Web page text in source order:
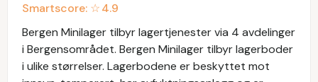
Smartscore: ☆4.9
Bergen Minilager tilbyr lagertjenester via 4 avdelinger
i Bergensområdet. Bergen Minilager tilbyr lagerboder
i ulike størrelser. Lagerbodene er beskyttet mot